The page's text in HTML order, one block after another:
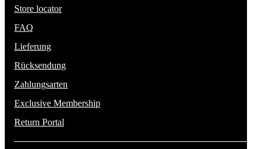
Store locator
FAQ
Lieferung
Rücksendung
Zahlungsarten
Exclusive Membership
Return Portal